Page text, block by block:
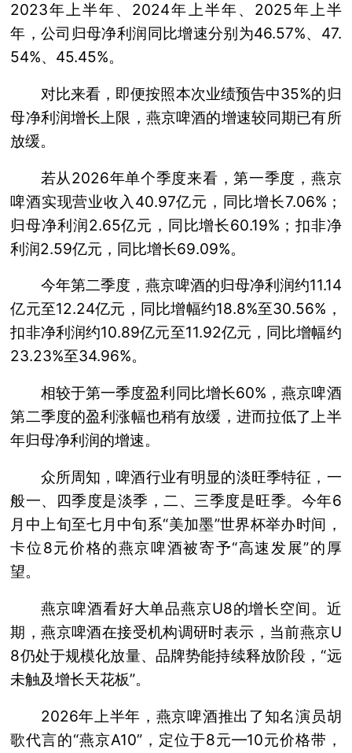
2023年上半年、2024年上半年、2025年上半
年，公司归母净利润同比增速分别为46.57%、47.
54%、45.45%。
对比来看，即便按照本次业绩预告中35%的归
母净利润增长上限，燕京啤酒的增速较同期已有所
放缓。
若从2026年单个季度来看，第一季度，燕京
啤酒实现营业收入40.97亿元，同比增长7.06%；
归母净利润2.65亿元，同比增长60.19%；扣非净
利润2.59亿元，同比增长69.09%。
今年第二季度，燕京啤酒的归母净利润约11.14
亿元至12.24亿元，同比增幅约18.8%至30.56%，
扣非净利润约10.89亿元至11.92亿元，同比增幅约
23.23%至34.96%。
相较于第一季度盈利同比增长60%，燕京啤酒
第二季度的盈利涨幅也稍有放缓，进而拉低了上半
年归母净利润的增速。
众所周知，啤酒行业有明显的淡旺季特征，一
般一、四季度是淡季，二、三季度是旺季。今年6
月中上旬至七月中旬系“美加墨”世界杯举办时间，
卡位8元价格的燕京啤酒被寄予“高速发展”的厚
望。
燕京啤酒看好大单品燕京U8的增长空间。近
期，燕京啤酒在接受机构调研时表示，当前燕京U
8仍处于规模化放量、品牌势能持续释放阶段，“远
未触及增长天花板”。
2026年上半年，燕京啤酒推出了知名演员胡
歌代言的“燕京A10”，定位于8元—10元价格带，